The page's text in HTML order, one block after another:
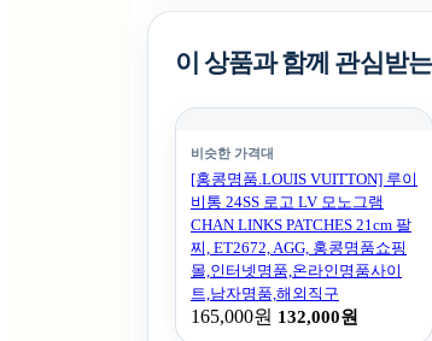
이 상품과 함께 관심받
비슷한 가격대
[홍콩명품.LOUIS VUITTON] 루이
비통 24SS 로고 LV 모노그램
CHAN LINKS PATCHES 21cm 팔
찌, ET2672, AGG, 홍콩명품쇼핑
몰,인터넷명품,온라인명품사이
트,남자명품,해외직구
165,000원 132,000원